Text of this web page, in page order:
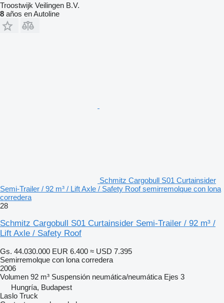
Troostwijk Veilingen B.V.
8 años en Autoline
Schmitz Cargobull S01 Curtainsider
Semi-Trailer / 92 m³ / Lift Axle / Safety Roof semirremolque con lona
corredera
28
Schmitz Cargobull S01 Curtainsider Semi-Trailer / 92 m³ /
Lift Axle / Safety Roof
Gs. 44.030.000 EUR 6.400 ≈ USD 7.395
Semirremolque con lona corredera
2006
Volumen 92 m³ Suspensión neumática/neumática Ejes 3
Hungría, Budapest
Laslo Truck